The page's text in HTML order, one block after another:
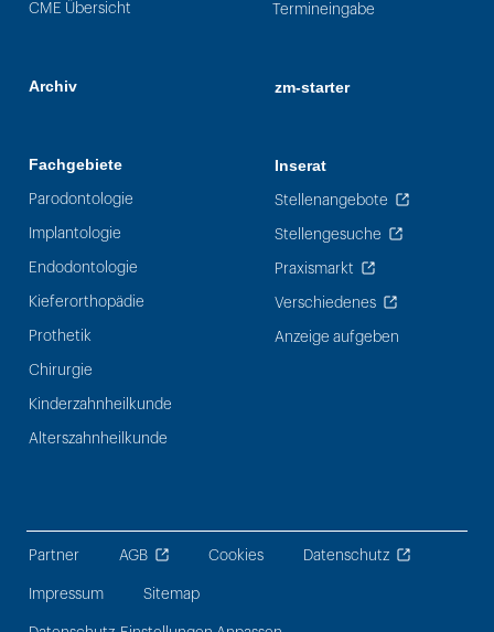
CME Übersicht
Archiv
Fachgebiete
Parodontologie
Implantologie
Endodontologie
Kieferorthopädie
Prothetik
Chirurgie
Kinderzahnheilkunde
Alterszahnheilkunde
Termineingabe
zm-starter
Inserat
Stellenangebote
Stellengesuche
Praxismarkt
Verschiedenes
Anzeige aufgeben
Partner AGB Cookies Datenschutz
Impressum Sitemap